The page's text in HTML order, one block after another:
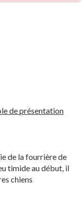
de présentation
de la fourrière de
timide au début, il
chiens